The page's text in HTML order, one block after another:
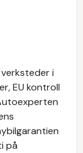
i
EU kontroll
på